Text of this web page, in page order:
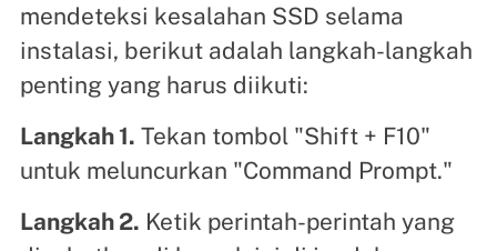
mendeteksi kesalahan SSD selama
instalasi, berikut adalah langkah-langkah
penting yang harus diikuti:
Langkah 1. Tekan tombol "Shift + F10"
untuk meluncurkan "Command Prompt."
Langkah 2. Ketik perintah-perintah yang